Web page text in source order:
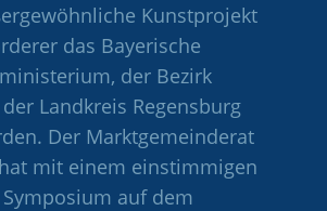
Kunstprojekt
das Bayerische
der Bezirk
Landkreis Regensburg
Der Marktgemeinderat
mit einem einstimmigen
auf dem